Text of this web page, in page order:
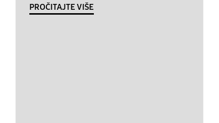
PROČITAJTE VIŠE